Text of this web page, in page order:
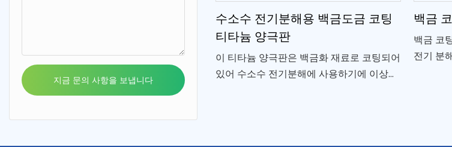
지금 문의 사항을 보냅니다
수소수 전기분해용 백금도금 코팅
티타늄 양극판
이 티타늄 양극판은 백금화 재료로 코팅되어
있어 수소수 전기분해에 사용하기에 이상적
백금
백금 코
전기 분